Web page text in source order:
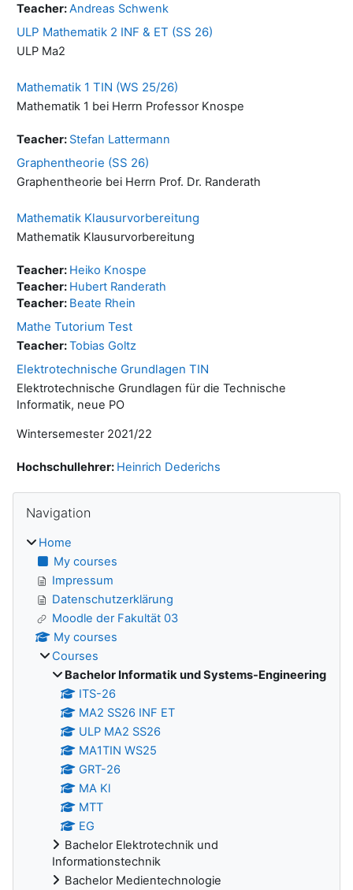
Teacher:Andreas Schwenk
ULP Mathematik 2 INF & ET (SS 26)
ULP Ma2
Mathematik 1 TIN (WS 25/26)
Mathematik 1 bei Herrn Professor Knospe
Teacher: Stefan Lattermann
Graphentheorie (SS 26)
Graphentheorie bei Herrn Prof. Dr. Randerath
Mathematik Klausurvorbereitung
Mathematik Klausurvorbereitung
Teacher: Heiko Knospe
Teacher: Hubert Randerath
Teacher: Beate Rhein
Mathe Tutorium Test
Teacher:Tobias Goltz
Elektrotechnische Grundlagen TIN
Elektrotechnische Grundlagen für die Technische
Informatik, neue PO
Wintersemester 2021/22
Hochschullehrer: Heinrich Dederichs
Blocks
Navigation
Home
My courses
Impressum
Datenschutzerklärung
Moodle der Fakultät 03
My courses
Courses
Bachelor Informatik und Systems-Engineering
ITS-26
MA2 SS26 INF ET
ULP MA2 SS26
MA1TIN WS25
GRT-26
MA Kl
MTT
EG
Bachelor Elektrotechnik und
Informationstechnik
Bachelor Medientechnologie